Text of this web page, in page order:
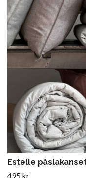
Estelle
495 kr